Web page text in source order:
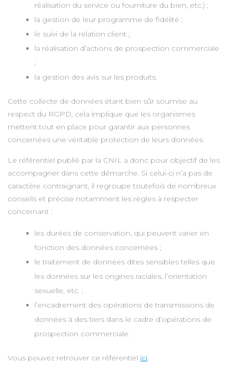
réalisation du service ou fourniture du bien, etc.) ;
la gestion de leur programme de fidélité ;
le suivi de la relation client ;
la réalisation d’actions de prospection commerciale
;
la gestion des avis sur les produits.
Cette collecte de données étant bien sûr soumise au
respect du RGPD, cela implique que les organismes
mettent tout en place pour garantir aux personnes
concernées une véritable protection de leurs données.
Le référentiel publié par la CNIL a donc pour objectif de les
accompagner dans cette démarche. Si celui-ci n’a pas de
caractère contraignant, il regroupe toutefois de nombreux
conseils et précise notamment les règles à respecter
concernant :
les durées de conservation, qui peuvent varier en
fonction des données concernées ;
le traitement de données dites sensibles telles que
les données sur les origines raciales, l’orientation
sexuelle, etc. ;
l’encadrement des opérations de transmissions de
données à des tiers dans le cadre d’opérations de
prospection commerciale.
Vous pouvez retrouver ce référentiel ici.